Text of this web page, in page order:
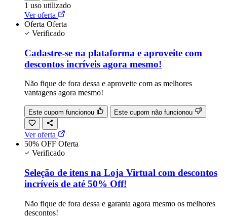
1 uso utilizado
Ver oferta
Oferta Oferta
Verificado
Cadastre-se na plataforma e aproveite com
descontos incríveis agora mesmo!
Não fique de fora dessa e aproveite com as melhores
vantagens agora mesmo!
Este cupom funcionou Este cupom não funcionou
Ver oferta
50% OFF Oferta
Verificado
Seleção de itens na Loja Virtual com descontos
incríveis de até 50% Off!
Não fique de fora dessa e garanta agora mesmo os melhores
descontos!